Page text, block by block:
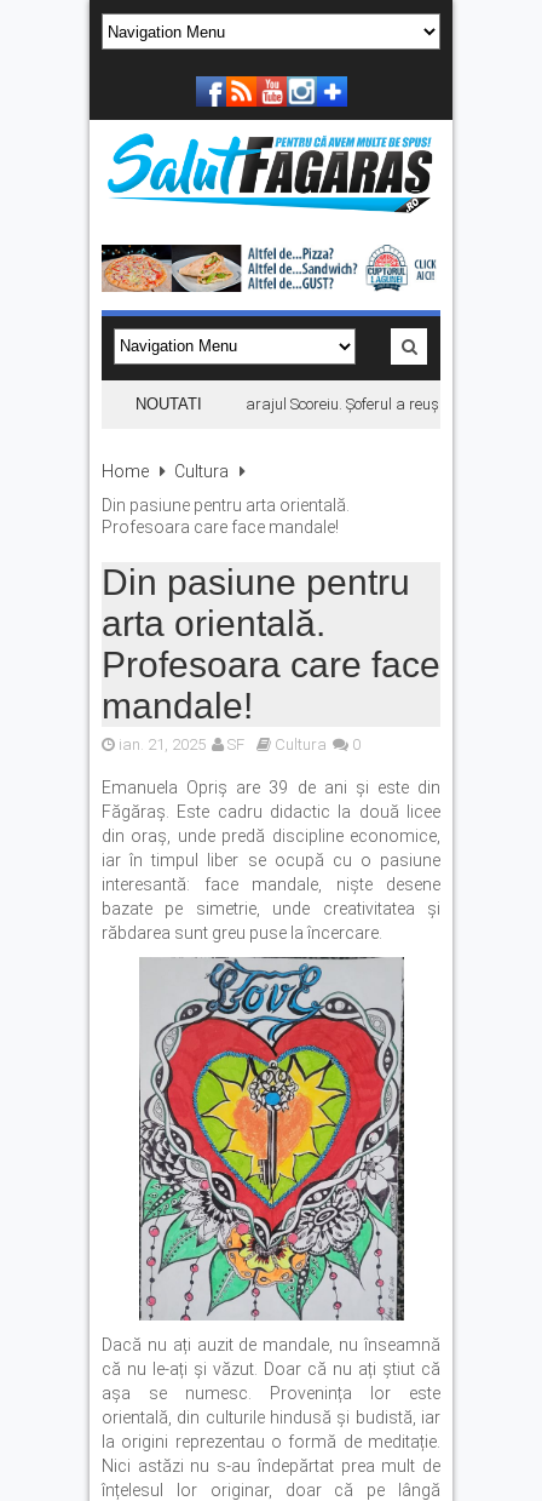
NOUTATI
Autoturism căzut în râul Olt, la barajul Scoreiu. Șoferul a reușit să iasă din
Home
Cultura
Din pasiune pentru arta orientală.
Profesoara care face mandale!
Din pasiune pentru
arta orientală.
Profesoara care face
mandale!
ian. 21, 2025 SF Cultura 0
Emanuela Opriș are 39 de ani și este din
Făgăraș. Este cadru didactic la două licee
din oraș, unde predă discipline economice,
iar în timpul liber se ocupă cu o pasiune
interesantă: face mandale, niște desene
bazate pe simetrie, unde creativitatea și
răbdarea sunt greu puse la încercare.
Dacă nu ați auzit de mandale, nu înseamnă
că nu le-ați și văzut. Doar că nu ați știut că
așa se numesc. Provenința lor este
orientală, din culturile hindusă și budistă, iar
la origini reprezentau o formă de meditație.
Nici astăzi nu s-au îndepărtat prea mult de
înțelesul lor originar, doar că pe lângă